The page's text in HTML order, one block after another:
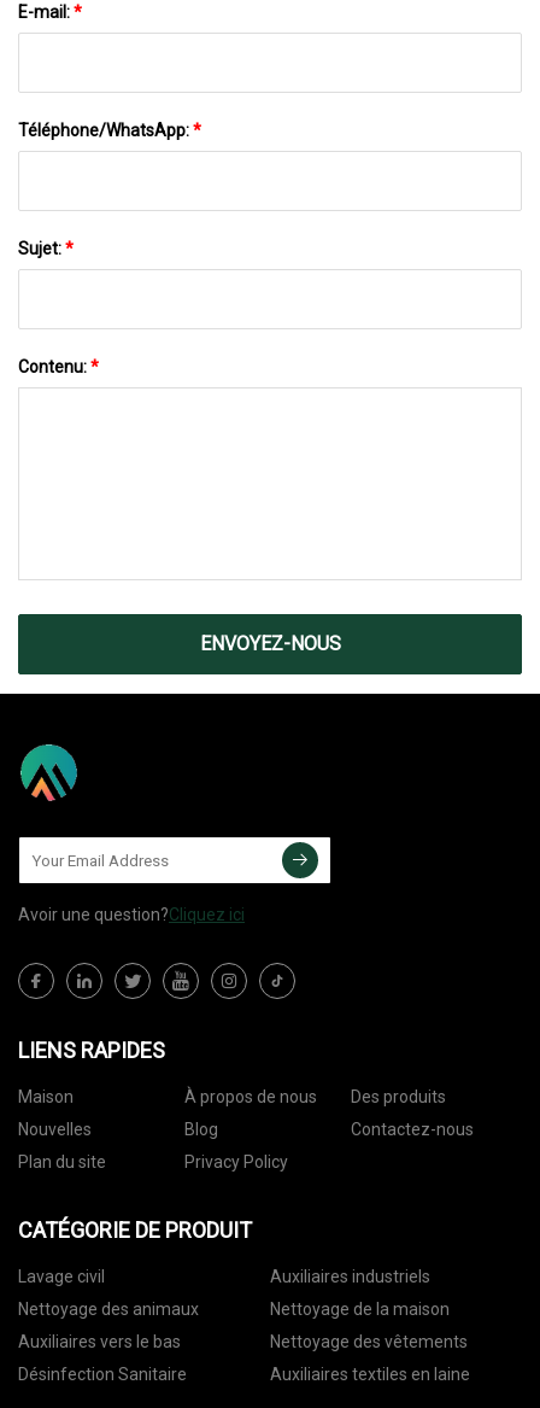
E-mail:*
Téléphone/WhatsApp:*
Sujet:*
Contenu:*
ENVOYEZ-NOUS
Avoir une question?Cliquez ici
LIENS RAPIDES
Maison À propos de nous
Des produits
Nouvelles
Blog
Contactez-nous
Plan du site
Privacy Policy
CATÉGORIE DE PRODUIT
Lavage civil
Auxiliaires industriels
Nettoyage des animaux
Nettoyage de la maison
Auxiliaires vers le bas
Nettoyage des vêtements
Désinfection Sanitaire
Auxiliaires textiles en laine